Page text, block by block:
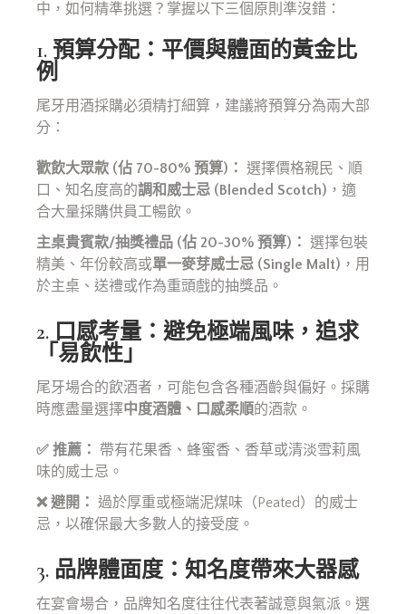
中，如何精準挑選？掌握以下三個原則準沒錯：
1. 預算分配：平價與體面的黃金比
例
尾牙用酒採購必須精打細算，建議將預算分為兩大部
分：
歡飲大眾款 (佔 70-80% 預算)： 選擇價格親民、順
口、知名度高的調和威士忌 (Blended Scotch) ，適
合大量採購供員工暢飲。
主桌貴賓款/抽獎禮品 (佔 20-30% 預算)： 選擇包裝
精美、年份較高或單一麥芽威士忌 (Single Malt) ，用
於主桌、送禮或作為重頭戲的抽獎品。
2. 口感考量：避免極端風味，追求
「易飲性」
尾牙場合的飲酒者，可能包含各種酒齡與偏好。採購
時應盡量選擇中度酒體、口感柔順的酒款。
✅ 推薦：
帶有花果香、蜂蜜香、香草或清淡雪莉風
味的威士忌。
❌ 避開： 過於厚重或極端泥煤味（Peated）的威士
忌，以確保最大多數人的接受度。
3. 品牌體面度：知名度帶來大器感
在宴會場合，品牌知名度往往代表著誠意與氣派。選